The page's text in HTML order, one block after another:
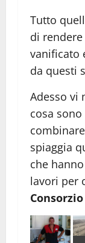
Tutto
di
vanificato
da questi
Adesso vi
cosa
spiaggia
che
lavori per